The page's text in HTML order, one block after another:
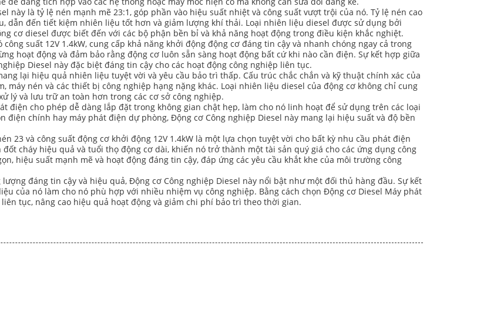
này là tỷ lệ nén mạnh mẽ 23:1, góp phần vào hiệu suất nhiệt và công suất vượt trội của nó. Tỷ lệ nén cao
dẫn đến tiết kiệm nhiên liệu tốt hơn và giảm lượng khí thải. Loại nhiên liệu diesel được sử dụng bởi
cơ diesel được biết đến với các bộ phận bền bỉ và khả năng hoạt động trong điều kiện khắc nghiệt.
suất 12V 1.4kW, cung cấp khả năng khởi động động cơ đáng tin cậy và nhanh chóng ngay cả trong
hoạt động và đảm bảo rằng động cơ luôn sẵn sàng hoạt động bất cứ khi nào cần điện. Sự kết hợp giữa
Diesel này đặc biệt đáng tin cậy cho các hoạt động công nghiệp liên tục.
lại hiệu quả nhiên liệu tuyệt vời và yêu cầu bảo trì thấp. Cấu trúc chắc chắn và kỹ thuật chính xác của
nén và các thiết bị công nghiệp hạng nặng khác. Loại nhiên liệu diesel của động cơ không chỉ cung
lý và lưu trữ an toàn hơn trong các cơ sở công nghiệp.
điện cho phép dễ dàng lắp đặt trong không gian chật hẹp, làm cho nó linh hoạt để sử dụng trên các loại
điện chính hay máy phát điện dự phòng, Động cơ Công nghiệp Diesel này mang lại hiệu suất và độ bền
23 và công suất động cơ khởi động 12V 1.4kW là một lựa chọn tuyệt vời cho bất kỳ nhu cầu phát điện
cháy hiệu quả và tuổi thọ động cơ dài, khiến nó trở thành một tài sản quý giá cho các ứng dụng công
hiệu suất mạnh mẽ và hoạt động đáng tin cậy, đáp ứng các yêu cầu khắt khe của môi trường công
đáng tin cậy và hiệu quả, Động cơ Công nghiệp Diesel này nổi bật như một đối thủ hàng đầu. Sự kết
của nó làm cho nó phù hợp với nhiều nhiệm vụ công nghiệp. Bằng cách chọn Động cơ Diesel Máy phát
tục, nâng cao hiệu quả hoạt động và giảm chi phí bảo trì theo thời gian.